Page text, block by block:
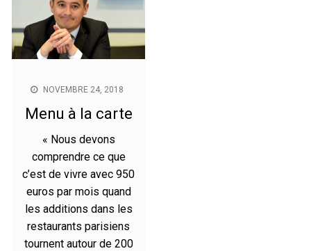
NOVEMBRE 24, 2018
Menu à la carte
« Nous devons
comprendre ce que
c’est de vivre avec 950
euros par mois quand
les additions dans les
restaurants parisiens
tournent autour de 200